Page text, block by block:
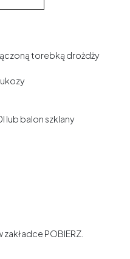
torebką drożdży
lub balon szklany
POBIERZ.